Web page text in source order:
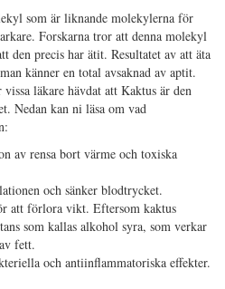
som är liknande molekylerna för
Forskarna tror att denna molekyl
den precis har ätit. Resultatet av att äta
känner en total avsaknad av aptit.
läkare hävdat att Kaktus är den
Nedan kan ni läsa om vad
av rensa bort värme och toxiska
och sänker blodtrycket.
att förlora vikt. Eftersom kaktus
som kallas alkohol syra, som verkar
fett.
och antiinflammatoriska effekter.